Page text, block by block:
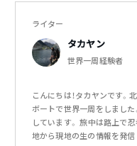
ライター
タカヤン
世界一周経験者
こんにちは！タカヤンです。
ボートで世界一周をしまし
しています。 旅中は路上で
地から現地の生の情報を発信